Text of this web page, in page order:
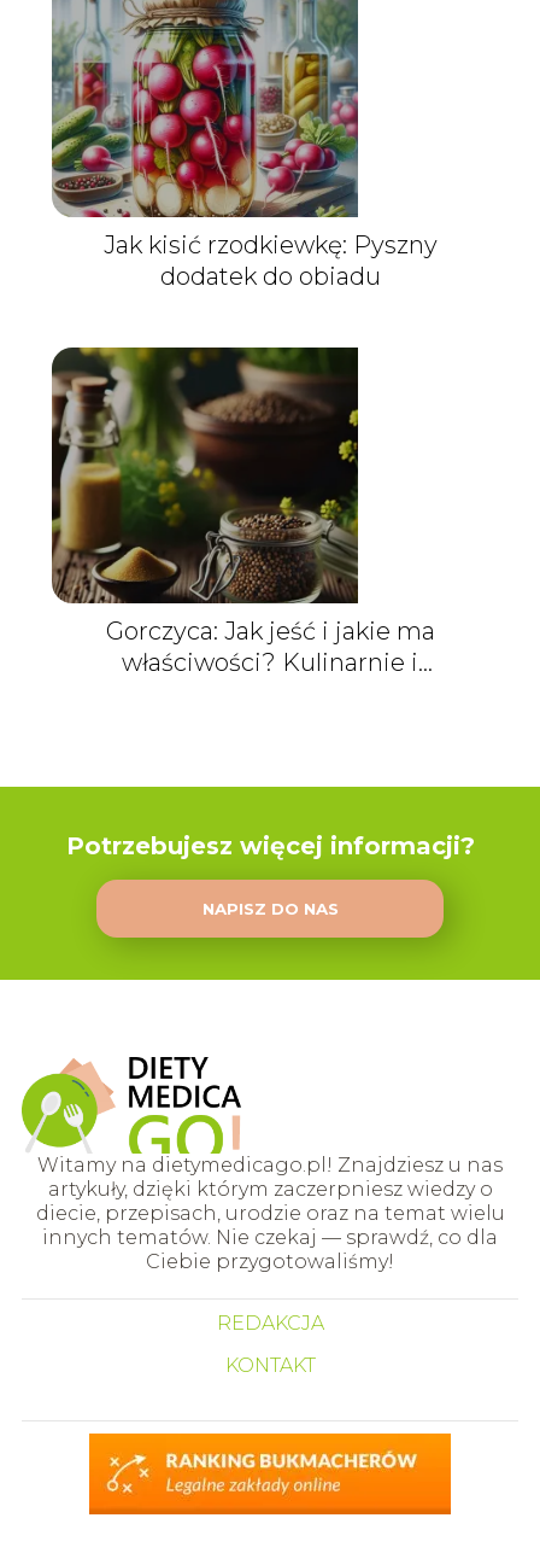
Jak kisić rzodkiewkę: Pyszny
dodatek do obiadu
Gorczyca: Jak jeść i jakie ma
właściwości? Kulinarnie i
Potrzebujesz więcej informacji?
NAPISZ DO NAS
Witamy na dietymedicago.pl! Znajdziesz u nas
artykuły, dzięki którym zaczerpniesz wiedzy o
diecie, przepisach, urodzie oraz na temat wielu
innych tematów. Nie czekaj — sprawdź, co dla
Ciebie przygotowaliśmy!
REDAKCJA
KONTAKT